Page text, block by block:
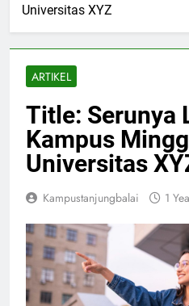
Universitas XYZ
ARTIKEL
Title: Serunya
Kampus
Universitas
Kampustanjungbalai 1